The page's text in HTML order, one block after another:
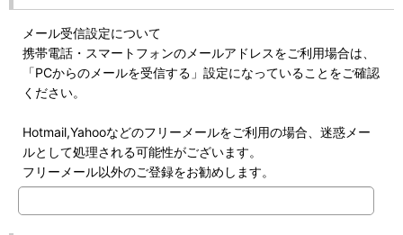
メール受信設定について
携帯電話・スマートフォンのメールアドレスをご利用場合は、
「PCからのメールを受信する」設定になっていることをご確認
ください。
Hotmail,Yahooなどのフリーメールをご利用の場合、迷惑メー
ルとして処理される可能性がございます。
フリーメール以外のご登録をお勧めします。